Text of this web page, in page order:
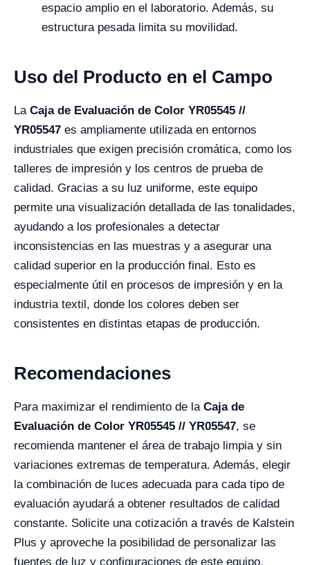
espacio amplio en el laboratorio. Además, su
estructura pesada limita su movilidad.
Uso del Producto en el Campo
La Caja de Evaluación de Color YR05545 //
YR05547 es ampliamente utilizada en entornos
industriales que exigen precisión cromática, como los
talleres de impresión y los centros de prueba de
calidad. Gracias a su luz uniforme, este equipo
permite una visualización detallada de las tonalidades,
ayudando a los profesionales a detectar
inconsistencias en las muestras y a asegurar una
calidad superior en la producción final. Esto es
especialmente útil en procesos de impresión y en la
industria textil, donde los colores deben ser
consistentes en distintas etapas de producción.
Recomendaciones
Para maximizar el rendimiento de la Caja de
Evaluación de Color YR05545 // YR05547, se
recomienda mantener el área de trabajo limpia y sin
variaciones extremas de temperatura. Además, elegir
la combinación de luces adecuada para cada tipo de
evaluación ayudará a obtener resultados de calidad
constante. Solicite una cotización a través de Kalstein
Plus y aproveche la posibilidad de personalizar las
fuentes de luz y configuraciones de este equipo,